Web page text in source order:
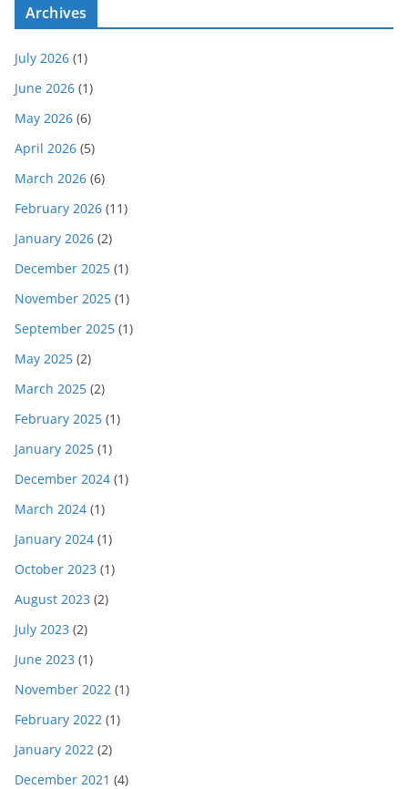
Archives
July 2026 (1)
June 2026 (1)
May 2026 (6)
April 2026 (5)
March 2026 (6)
February 2026 (11)
January 2026 (2)
December 2025 (1)
November 2025 (1)
September 2025 (1)
May 2025 (2)
March 2025 (2)
February 2025 (1)
January 2025 (1)
December 2024 (1)
March 2024 (1)
January 2024 (1)
October 2023 (1)
August 2023 (2)
July 2023 (2)
June 2023 (1)
November 2022 (1)
February 2022 (1)
January 2022 (2)
December 2021 (4)